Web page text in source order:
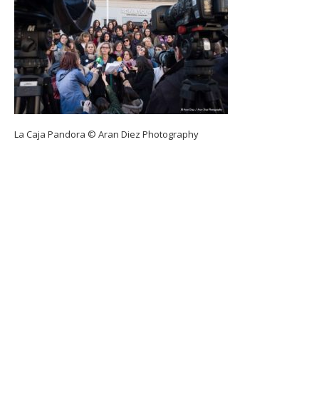
La Caja Pandora © Aran Diez Photography